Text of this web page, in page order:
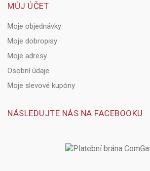
MŮJ ÚČET
Moje objednávky
Moje dobropisy
Moje adresy
Osobní údaje
Moje slevové kupóny
NÁSLEDUJTE NÁS NA FACEBOOKU